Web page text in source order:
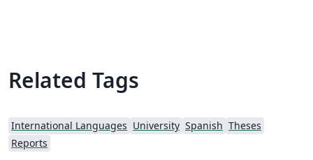
Related Tags
International Languages University Spanish Theses
Reports